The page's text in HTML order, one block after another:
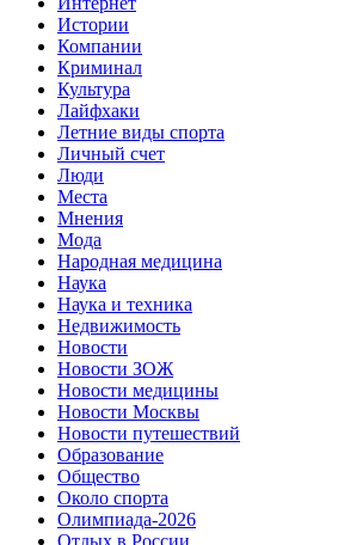
Истории
Компании
Криминал
Культура
Лайфхаки
Летние виды спорта
Личный счет
Люди
Места
Мнения
Мода
Народная медицина
Наука
Наука и техника
Недвижимость
Новости
Новости ЗОЖ
Новости медицины
Новости Москвы
Новости путешествий
Образование
Общество
Около спорта
Олимпиада-2026
Отдых в России